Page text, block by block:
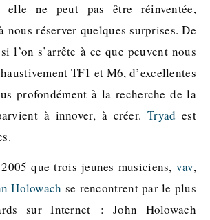
elle ne peut pas être réinventée,
nous réserver quelques surprises. De
l’on s’arrête à ce que peuvent nous
TF1 et M6, d’excellentes
profondément à la recherche de la
à innover, à créer. Tryad est
que trois jeunes musiciens, vav,
Holowach se rencontrent par le plus
sur Internet : John Holowach